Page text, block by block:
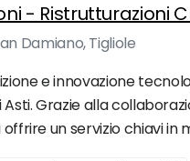
- Ristrutturazioni
Damiano, Tigliole
e innovazione
Grazie alla
un servizio chiavi in